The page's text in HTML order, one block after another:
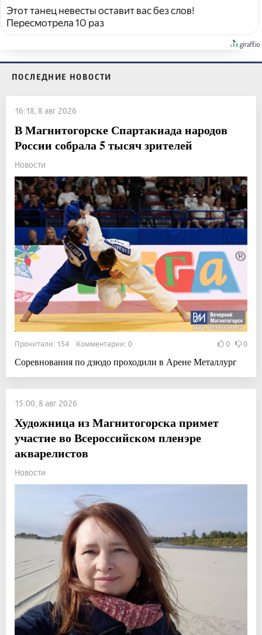
Этот танец невесты оставит вас без слов!
Пересмотрела 10 раз
ПОСЛЕДНИЕ НОВОСТИ
16:18, 8 авг 2026
В Магнитогорске Спартакиада народов
России собрала 5 тысяч зрителей
Новости
Прочитали: 154 Комментарии: 0 0 0
Соревнования по дзюдо проходили в Арене Металлург
15:00, 8 авг 2026
Художница из Магнитогорска примет
участие во Всероссийском пленэре
акварелистов
Новости